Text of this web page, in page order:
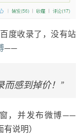
度收录了，没有站
——
而感到掉价！”
，并发布微博——
说明）